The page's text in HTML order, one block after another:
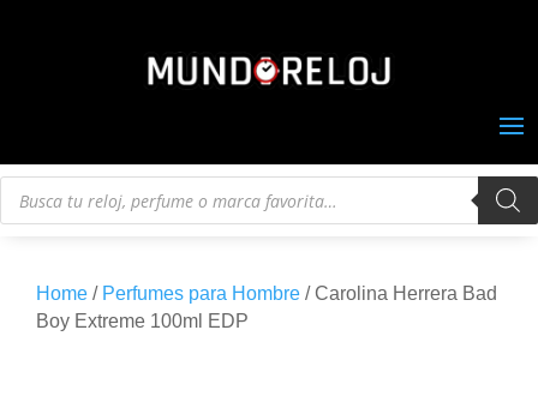
Búsqueda
Home / Perfumes para Hombre / Carolina Herrera Bad
Boy Extreme 100ml EDP